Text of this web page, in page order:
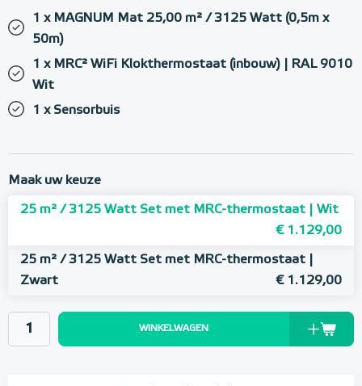
1 x MAGNUM Mat 25,00 m² / 3125 Watt (0,5m x
50m)
1 x MRC² WiFi Klokthermostaat (inbouw) | RAL 9010
Wit
1 x Sensorbuis
Maak uw keuze
25 m² / 3125 Watt Set met MRC-thermostaat | Wit
€ 1.129,00
25 m² / 3125 Watt Set met MRC-thermostaat |
Zwart
€ 1.129,00
WINKELWAGEN